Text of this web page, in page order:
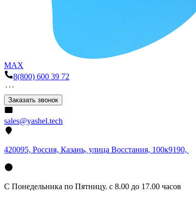
MAX
8(800) 600 39 72
Заказать звонок
sales@yashel.tech
420095, Россия, Казань, улица Восстания, 100к9190,
С Понедельника по Пятницу. с 8.00 до 17.00 часов